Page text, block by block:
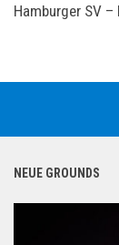
Hamburger SV –
NEUE GROUNDS